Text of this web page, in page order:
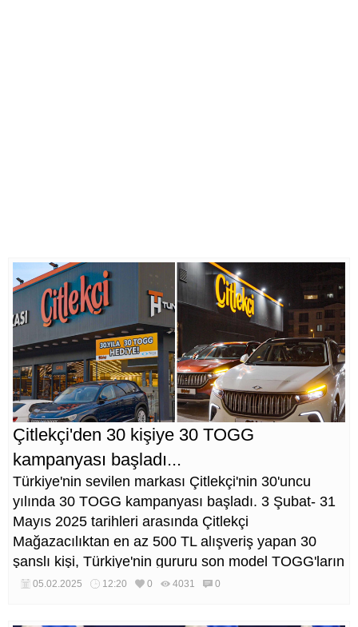
Çitlekçi'den 30 kişiye 30 TOGG
kampanyası başladı...
Türkiye'nin sevilen markası Çitlekçi'nin 30'uncu
yılında 30 TOGG kampanyası başladı. 3 Şubat- 31
Mayıs 2025 tarihleri arasında Çitlekçi
Mağazacılıktan en az 500 TL alışveriş yapan 30
şanslı kişi, Türkiye'nin gururu son model TOGG'ların
sahibi olma fırsatı yakalayacak.
05.02.2025 12:20 0 4031 0